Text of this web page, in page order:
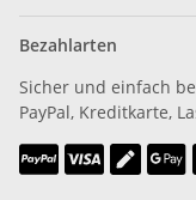
Bezahlarten
Sicher und einfach
PayPal, Kreditkarte,